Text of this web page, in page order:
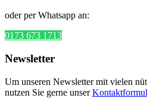
oder per Whatsapp an:
0173 673 1713
Newsletter
Um unseren Newsletter mit vielen
nutzen Sie gerne unser